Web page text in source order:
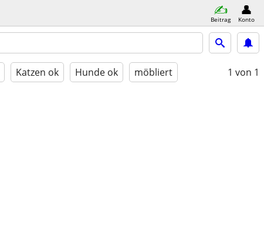
Beitrag Konto
Katzen ok Hunde ok möbliert 1 von 1